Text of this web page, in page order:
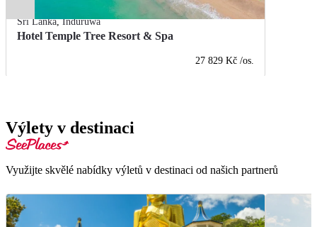
Srí Lanka,Induruwa
Hotel Temple Tree Resort & Spa
27 829 Kč /os.
Výlety v destinaci
Využijte skvělé nabídky výletů v destinaci od našich partnerů